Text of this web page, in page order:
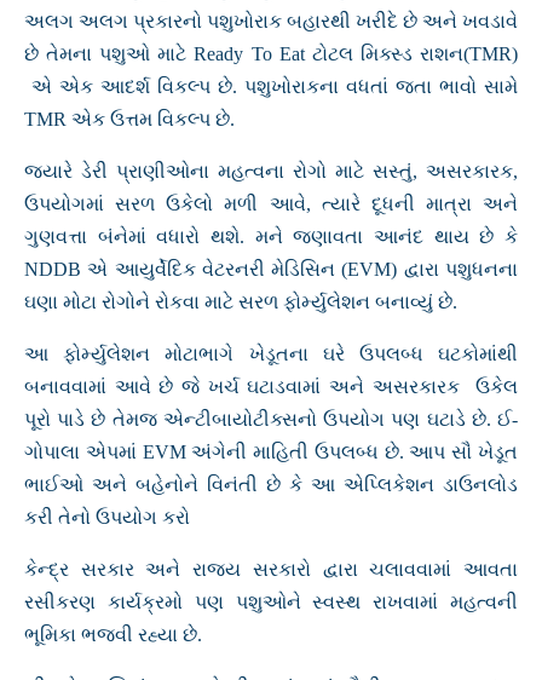
અલગ અલગ પ્રકારનો પશુખોરાક બહારથી ખરીદે છે અને ખવડાવે
છે તેમના પશુઓ માટે Ready To Eat ટોટલ મિક્સ્ડ રાશન(TMR)
એ એક આદર્શ વિકલ્પ છે. પશુખોરાકના વધતાં જતા ભાવો સામે
TMR એક ઉત્તમ વિકલ્પ છે.
જ્યારે ડેરી પ્રાણીઓના મહત્વના રોગો માટે સસ્તું, અસરકારક,
ઉપયોગમાં સરળ ઉકેલો મળી આવે, ત્યારે દૂધની માત્રા અને
ગુણવત્તા બંનેમાં વધારો થશે. મને જણાવતા આનંદ થાય છે કે
NDDB એ આયુર્વેદિક વેટરનરી મેડિસિન (EVM) દ્વારા પશુધનના
ઘણા મોટા રોગોને રોકવા માટે સરળ ફોર્મ્યુલેશન બનાવ્યું છે.
આ ફોર્મ્યુલેશન મોટાભાગે ખેડૂતના ઘરે ઉપલબ્ધ ઘટકોમાંથી
બનાવવામાં આવે છે જે ખર્ચ ઘટાડવામાં અને અસરકારક ઉકેલ
પૂરો પાડે છે તેમજ એન્ટીબાયોટીક્સનો ઉપયોગ પણ ઘટાડે છે. ઈ-
ગોપાલા એપમાં EVM અંગેની માહિતી ઉપલબ્ધ છે. આપ સૌ ખેડૂત
ભાઈઓ અને બહેનોને વિનંતી છે કે આ એપ્લિકેશન ડાઉનલોડ
કરી તેનો ઉપયોગ કરો
કેન્દ્ર સરકાર અને રાજ્ય સરકારો દ્વારા ચલાવવામાં આવતા
રસીકરણ કાર્યક્રમો પણ પશુઓને સ્વસ્થ રાખવામાં મહત્વની
ભૂમિકા ભજવી રહ્યા છે.